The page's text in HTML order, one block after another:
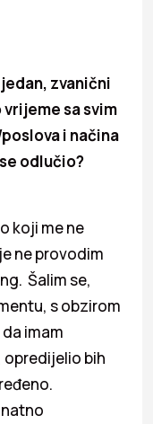
zvanični
sa svim
i načina
odlučio?
koji me ne
ne provodim
Šalim se,
s obzirom
imam
bih